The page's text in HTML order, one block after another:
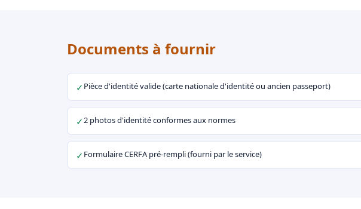
Documents à fournir
✓ Pièce d'identité valide (carte nationale d'identité ou ancien passeport)
✓2 photos d'identité conformes aux normes
✓ Formulaire CERFA pré-rempli (fourni par le service)